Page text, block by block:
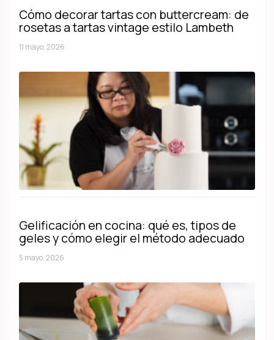
Cómo decorar tartas con buttercream: de
rosetas a tartas vintage estilo Lambeth
11 mayo, 2026
Gelificación en cocina: qué es, tipos de
geles y cómo elegir el método adecuado
5 mayo, 2026